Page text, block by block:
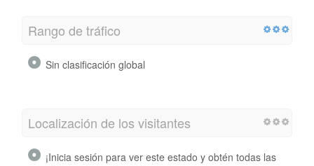
Rango de tráfico
Sin clasificación global
Localización de los visitantes
¡Inicia sesión para ver este estado y obtén todas las